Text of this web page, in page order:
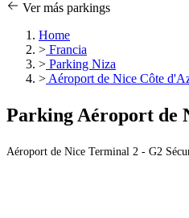
Ver más parkings
Home
> Francia
> Parking Niza
> Aéroport de Nice Côte
Parking Aéroport de
Aéroport de Nice Terminal 2 - G2